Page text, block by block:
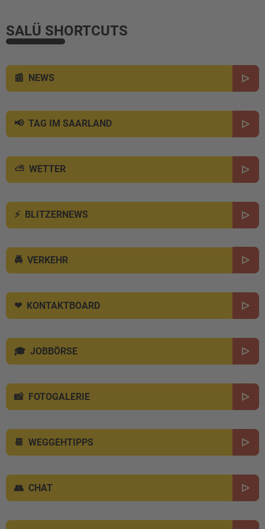
SALÜ SHORTCUTS
NEWS
TAG IM SAARLAND
WETTER
BLITZERNEWS
VERKEHR
KONTAKTBOARD
JOBBÖRSE
FOTOGALERIE
WEGGEHTIPPS
CHAT